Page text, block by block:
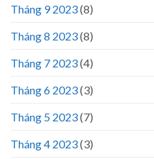
Tháng 9 2023(8)
Tháng 8 2023(8)
Tháng 7 2023(4)
Tháng 6 2023(3)
Tháng 5 2023(7)
Tháng 4 2023(3)